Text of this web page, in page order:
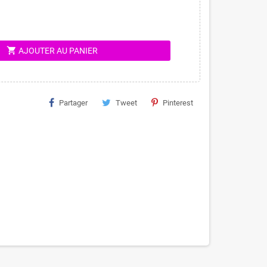
shopping_cart AJOUTER AU PANIER
Partager Tweet Pinterest